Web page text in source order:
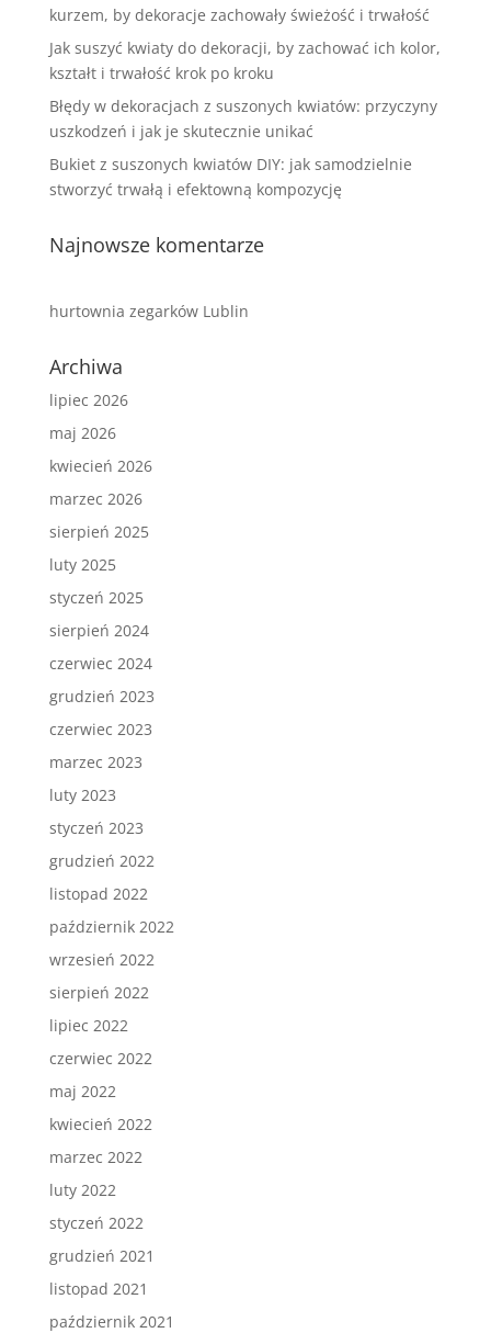
kurzem, by dekoracje zachowały świeżość i trwałość
Jak suszyć kwiaty do dekoracji, by zachować ich kolor,
kształt i trwałość krok po kroku
Błędy w dekoracjach z suszonych kwiatów: przyczyny
uszkodzeń i jak je skutecznie unikać
Bukiet z suszonych kwiatów DIY: jak samodzielnie
stworzyć trwałą i efektowną kompozycję
Najnowsze komentarze
hurtownia zegarków Lublin
Archiwa
lipiec 2026
maj 2026
kwiecień 2026
marzec 2026
sierpień 2025
luty 2025
styczeń 2025
sierpień 2024
czerwiec 2024
grudzień 2023
czerwiec 2023
marzec 2023
luty 2023
styczeń 2023
grudzień 2022
listopad 2022
październik 2022
wrzesień 2022
sierpień 2022
lipiec 2022
czerwiec 2022
maj 2022
kwiecień 2022
marzec 2022
luty 2022
styczeń 2022
grudzień 2021
listopad 2021
październik 2021